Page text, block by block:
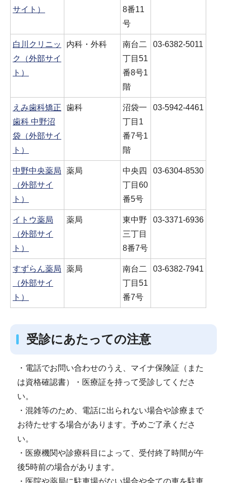
サイト）
8番11
号
白川クリニッ
ク（外部サイ
ト）
内科・外科
南台二
丁目51
番8号1
階
03-6382-5011
えみ歯科矯正
歯科 中野沼
袋（外部サイ
ト）
歯科
沼袋一
丁目1
番7号1
階
03-5942-4461
中野中央薬局
（外部サイ
ト）
薬局
中央四
丁目60
番5号
03-6304-8530
イトウ薬局
（外部サイ
ト）
薬局
東中野
三丁目
8番7号
03-3371-6936
すずらん薬局
（外部サイ
ト）
薬局
南台二
丁目51
番7号
03-6382-7941
受診にあたっての注意
・電話でお問い合わせのうえ、マイナ保険証（また
は資格確認書）・医療証を持って受診してくださ
い。
・混雑等のため、電話に出られない場合や診療まで
お待たせする場合があります。予めご了承くださ
い。
・医療機関や診療科目によって、受付終了時間が午
後5時前の場合があります。